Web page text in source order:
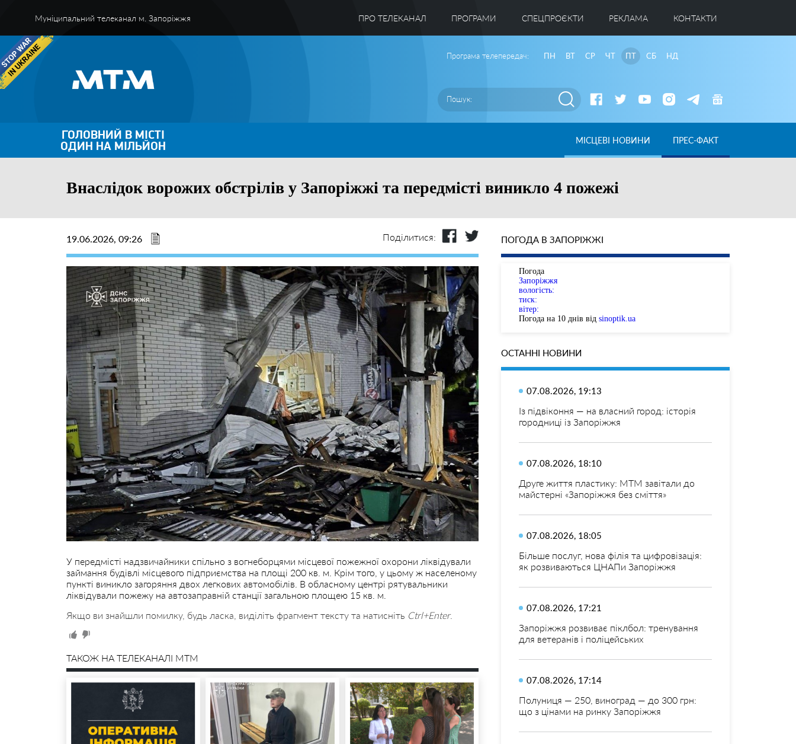
Муніципальний телеканал м. Запоріжжя ПРО ТЕЛЕКАНАЛ ПРОГРАМИ CПЕЦПРОЄКТИ РЕКЛАМА КОНТАКТИ
Програма телепередач: ПН ВТ СР ЧТ ПТ СБ НД
ГОЛОВНИЙ В МІСТІ
ОДИН НА МІЛЬЙОН МІСЦЕВІ НОВИНИ ПРЕС-ФАКТ
Внаслідок ворожих обстрілів у Запоріжжі та передмісті виникло 4 пожежі
19.06.2026, 09:26 Поділитися:
У передмісті надзвичайники спільно з вогнеборцями місцевої пожежної охорони ліквідували
займання будівлі місцевого підприємства на площі 200 кв. м. Крім того, у цьому ж населеному
пункті виникло загоряння двох легкових автомобілів. В обласному центрі рятувальники
ліквідували пожежу на автозаправній станції загальною площею 15 кв. м.
Якщо ви знайшли помилку, будь ласка, виділіть фрагмент тексту та натисніть Ctrl+Enter.
ТАКОЖ НА ТЕЛЕКАНАЛІ MTM
ПОГОДА В ЗАПОРІЖЖІ
Погода
Запоріжжя
вологість:
тиск:
вітер:
Погода на 10 днів від sinoptik.ua
ОСТАННІ НОВИНИ
07.08.2026, 19:13
Із підвіконня — на власний город: історія
городниці із Запоріжжя
07.08.2026, 18:10
Друге життя пластику: МТМ завітали до
майстерні «Запоріжжя без сміття»
07.08.2026, 18:05
Більше послуг, нова філія та цифровізація:
як розвиваються ЦНАПи Запоріжжя
07.08.2026, 17:21
Запоріжжя розвиває піклбол: тренування
для ветеранів і поліцейських
07.08.2026, 17:14
Полуниця — 250, виноград — до 300 грн:
що з цінами на ринку Запоріжжя